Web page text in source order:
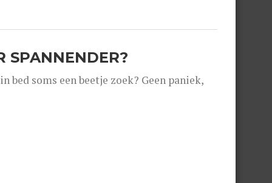
SPANNENDER?
bed soms een beetje zoek? Geen paniek,